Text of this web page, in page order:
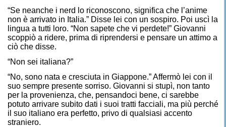
“Se neanche i nerd lo riconoscono, significa che l’anime
non è arrivato in Italia.” Disse lei con un sospiro. Poi uscì la
lingua a tutti loro. “Non sapete che vi perdete!” Giovanni
scoppiò a ridere, prima di riprendersi e pensare un attimo a
ciò che disse.
“Non sei italiana?”
“No, sono nata e cresciuta in Giappone.” Affermò lei con il
suo sempre presente sorriso. Giovanni si stupì, non tanto
per la provenienza, che, pensandoci bene, ci sarebbe
potuto arrivare subito dati i suoi tratti facciali, ma più perché
il suo italiano era perfetto, privo di qualsiasi accento
straniero.